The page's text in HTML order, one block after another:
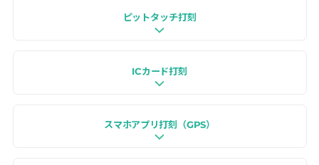
ピットタッチ打刻
ICカード打刻
スマホアプリ打刻（GPS）